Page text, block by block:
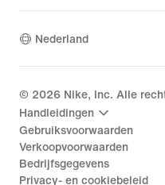
Nederland
© 2026 Nike, Inc. Alle
Handleidingen
Gebruiksvoorwaarden
Verkoopvoorwaarden
Bedrijfsgegevens
Privacy- en cookiebeleid